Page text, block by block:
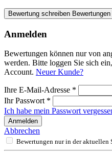
Bewertung schreiben
Anmelden
Bewertungen können nur von
werden. Bitte loggen Sie sich
Account. Neuer Kunde?
Ihre E-Mail-Adresse *
Ihr Passwort *
Ich habe mein Passwort
Anmelden
Abbrechen
Bewertungen nur in der aktuellen